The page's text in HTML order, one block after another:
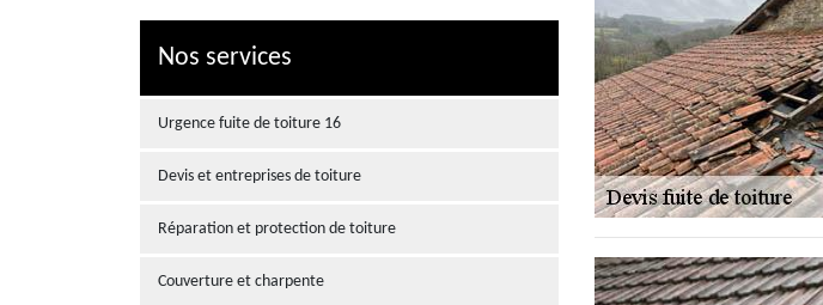
Nos services
Urgence fuite de toiture 16
Devis et entreprises de toiture
Réparation et protection de toiture
Couverture et charpente